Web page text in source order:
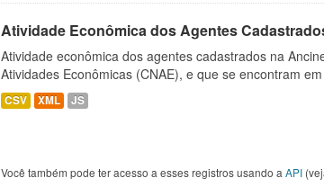
Atividade Econômica dos Agentes
Atividade econômica dos agentes cadastrados na
Atividades Econômicas (CNAE), e que se encontram
CSV XML JS
Você também pode ter acesso a esses registros usando a API